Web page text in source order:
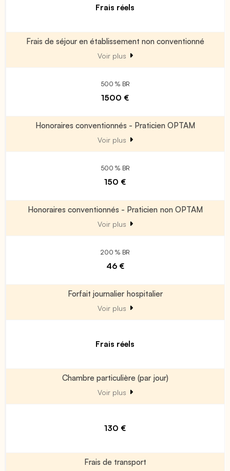
Frais réels
Frais de séjour en établissement non conventionné
Voir plus
500 % BR
1500 €
Honoraires conventionnés - Praticien OPTAM
Voir plus
500 % BR
150 €
Honoraires conventionnés - Praticien non OPTAM
Voir plus
200 % BR
46 €
Forfait journalier hospitalier
Voir plus
Frais réels
Chambre particulière (par jour)
Voir plus
130 €
Frais de transport